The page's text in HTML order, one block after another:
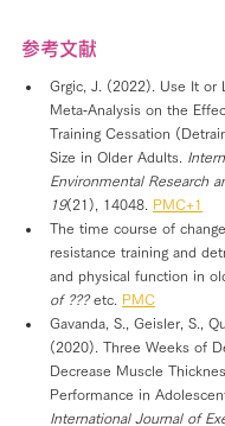
参考文献
Grgic, J. (2022). Use It or
Meta‑Analysis on the
Training Cessation
Size in Older Adults.
Environmental Research
19(21), 14048. PMC+1
The time course of
resistance training and
and physical function in
of ??? etc. PMC
Gavanda, S., Geisler, S.,
(2020). Three Weeks of
Decrease Muscle
Performance in
International Journal of